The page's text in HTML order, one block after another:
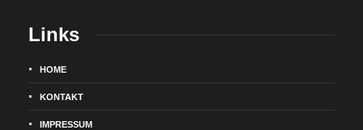
Links
HOME
KONTAKT
IMPRESSUM